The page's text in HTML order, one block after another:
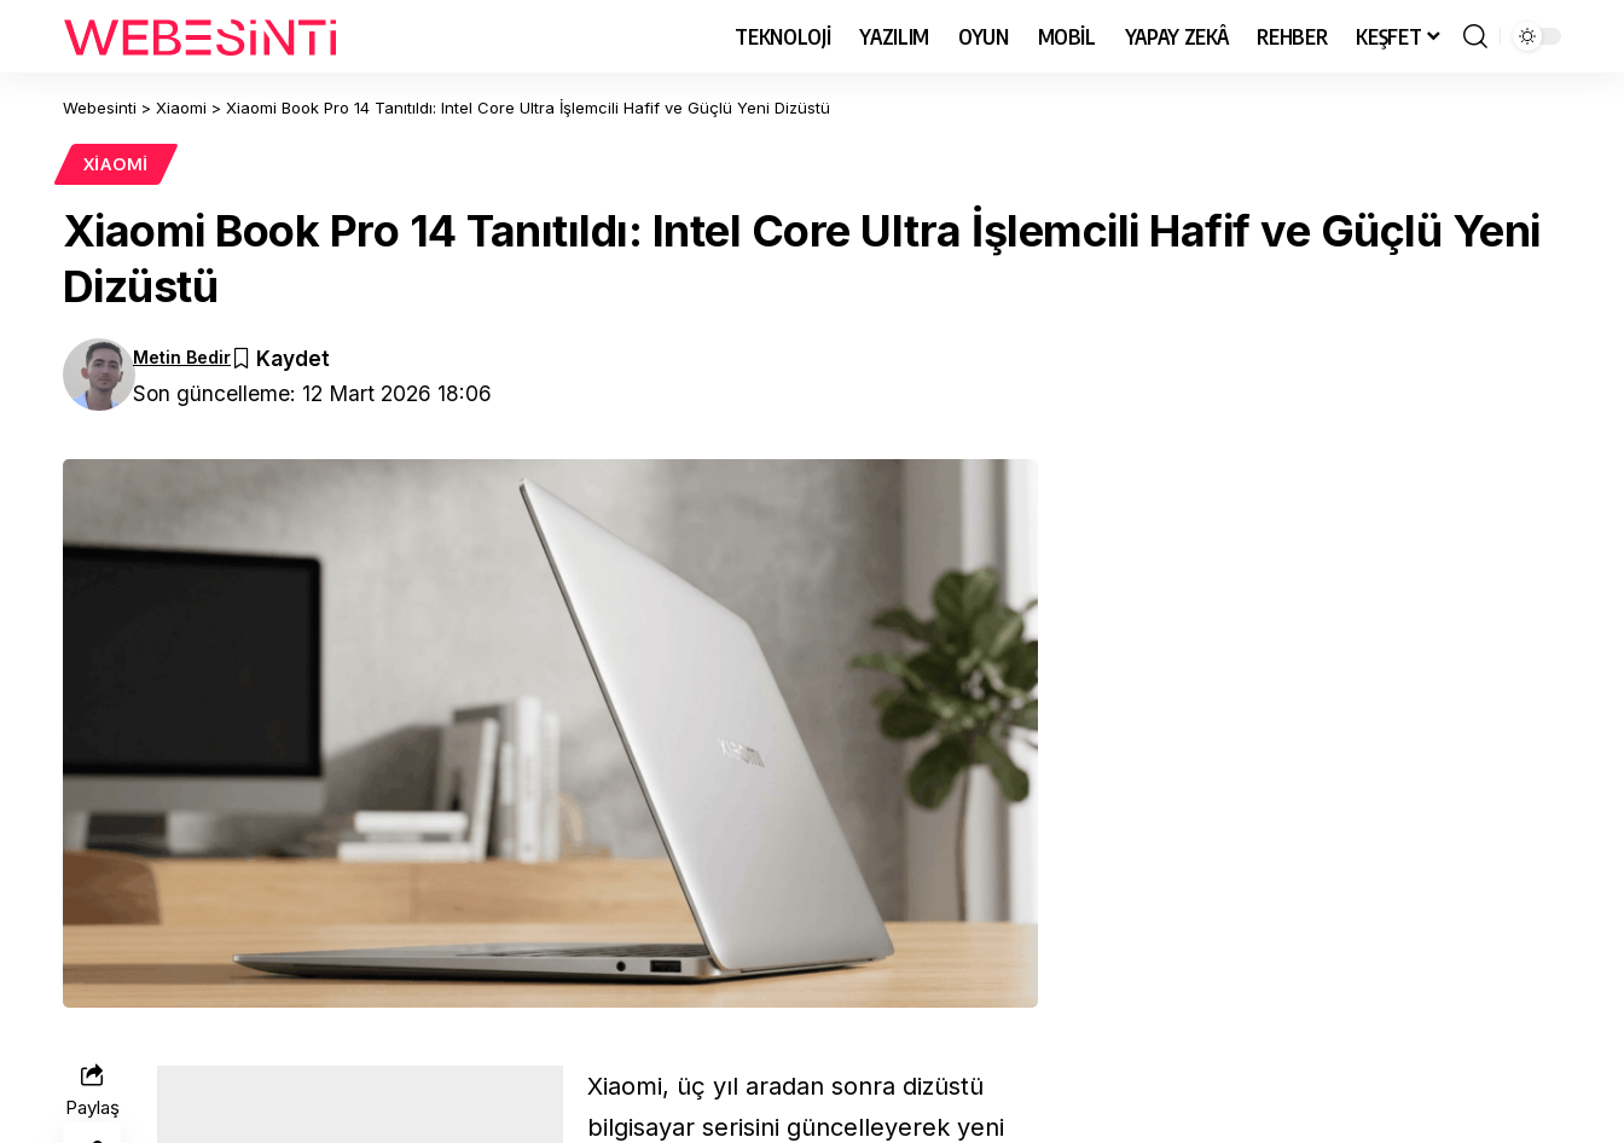
TEKNOLOJİ YAZILIM OYUN MOBİL YAPAY ZEKÂ REHBER KEŞFET
Webesinti > Xiaomi > Xiaomi Book Pro 14 Tanıtıldı: Intel Core Ultra İşlemcili Hafif ve Güçlü Yeni Dizüstü
XIAOMI
Xiaomi Book Pro 14 Tanıtıldı: Intel Core Ultra İşlemcili Hafif ve Güçlü Yeni
Dizüstü
Son güncelleme: 12 Mart 2026 18:06
Metin Bedir
Paylaş
Xiaomi, üç yıl aradan sonra dizüstü
bilgisayar serisini güncelleyerek yeni